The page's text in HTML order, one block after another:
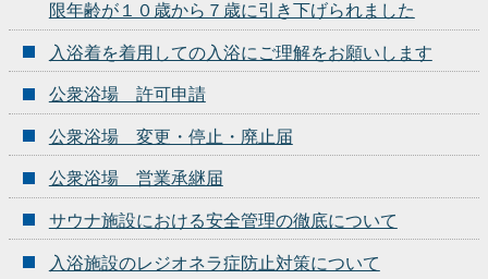
限年齢が１０歳から７歳に引き下げられました
入浴着を着用しての入浴にご理解をお願いします
公衆浴場 許可申請
公衆浴場 変更・停止・廃止届
公衆浴場 営業承継届
サウナ施設における安全管理の徹底について
入浴施設のレジオネラ症防止対策について